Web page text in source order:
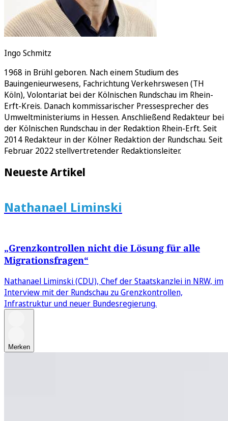
Ingo Schmitz
1968 in Brühl geboren. Nach einem Studium des
Bauingenieurwesens, Fachrichtung Verkehrswesen (TH
Köln), Volontariat bei der Kölnischen Rundschau im Rhein-
Erft-Kreis. Danach kommissarischer Pressesprecher des
Umweltministeriums in Hessen. Anschließend Redakteur bei
der Kölnischen Rundschau in der Redaktion Rhein-Erft. Seit
2014 Redakteur in der Kölner Redaktion der Rundschau. Seit
Februar 2022 stellvertretender Redaktionsleiter.
Neueste Artikel
Nathanael Liminski
„Grenzkontrollen nicht die Lösung für alle
Migrationsfragen“
Nathanael Liminski (CDU), Chef der Staatskanzlei in NRW, im
Interview mit der Rundschau zu Grenzkontrollen,
Infrastruktur und neuer Bundesregierung.
Merken